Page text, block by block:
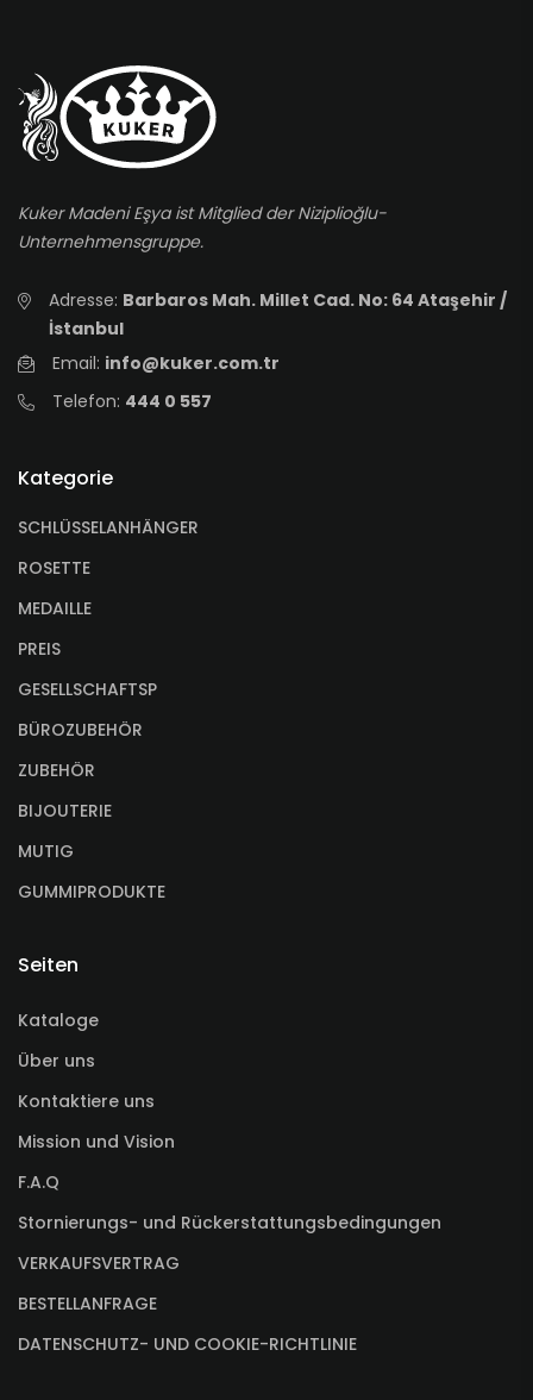
Kuker Madeni Eşya ist Mitglied der Niziplioğlu-
Unternehmensgruppe.
Adresse: Barbaros Mah. Millet Cad. No: 64 Ataşehir /
İstanbul
Email: info@kuker.com.tr
Telefon: 444 0 557
Kategorie
SCHLÜSSELANHÄNGER
ROSETTE
MEDAILLE
PREIS
GESELLSCHAFTSP
BÜROZUBEHÖR
ZUBEHÖR
BIJOUTERIE
MUTIG
GUMMIPRODUKTE
Seiten
Kataloge
Über uns
Kontaktiere uns
Mission und Vision
F.A.Q
Stornierungs- und Rückerstattungsbedingungen
VERKAUFSVERTRAG
BESTELLANFRAGE
DATENSCHUTZ- UND COOKIE-RICHTLINIE